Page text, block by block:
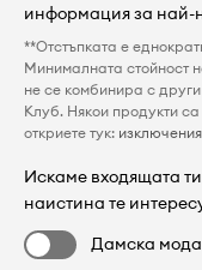
информация за най-
**Отстъпката е
Минималната стойност
не се комбинира с
Клуб. Някои продукти
откриете тук:
Искаме входящата
наистина те
Дамска мода